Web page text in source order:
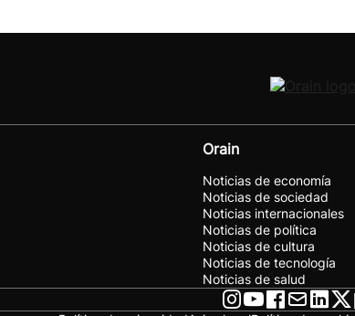
Orain
Noticias de economía
Noticias de sociedad
Noticias internacionales
Noticias de política
Noticias de cultura
Noticias de tecnología
Noticias de salud